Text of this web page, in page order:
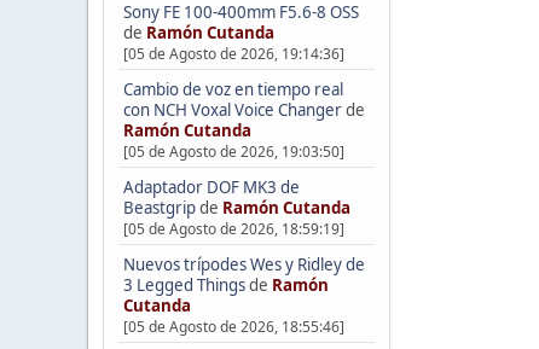
Sony FE 100-400mm F5.6-8 OSS
de Ramón Cutanda
[05 de Agosto de 2026, 19:14:36]
Cambio de voz en tiempo real
con NCH Voxal Voice Changerde
Ramón Cutanda
[05 de Agosto de 2026, 19:03:50]
Adaptador DOF MK3 de
Beastgripde Ramón Cutanda
[05 de Agosto de 2026, 18:59:19]
Nuevos trípodes Wes y Ridley de
3 Legged Thingsde Ramón
Cutanda
[05 de Agosto de 2026, 18:55:46]